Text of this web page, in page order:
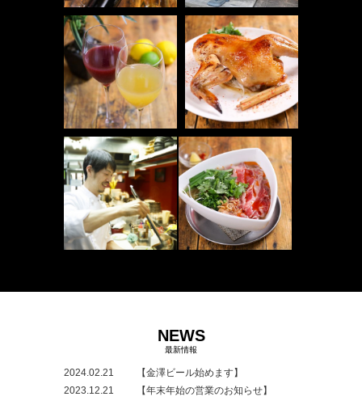
NEWS
最新情報
2024.02.21
【金澤ビール始めます】
2023.12.21
【年末年始の営業のお知らせ】